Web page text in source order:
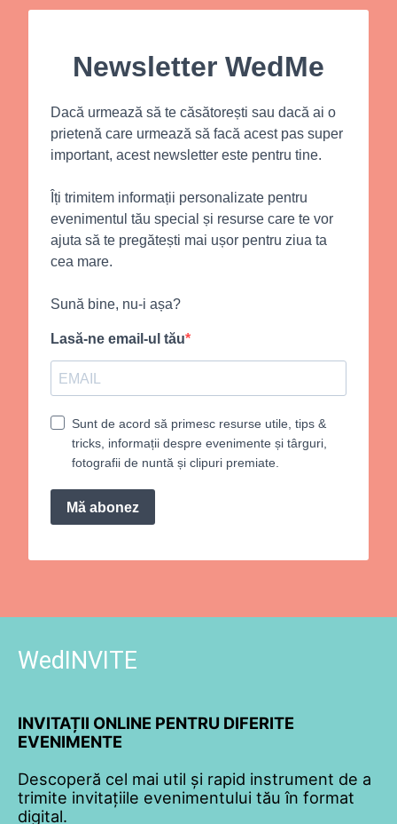
Newsletter WedMe
Dacă urmează să te căsătorești sau dacă ai o
prietenă care urmează să facă acest pas super
important, acest newsletter este pentru tine.
Îți trimitem informații personalizate pentru
evenimentul tău special și resurse care te vor
ajuta să te pregătești mai ușor pentru ziua ta
cea mare.
Sună bine, nu-i așa?
Lasă-ne email-ul tău
Sunt de acord să primesc resurse utile, tips &
tricks, informații despre evenimente și târguri,
fotografii de nuntă și clipuri premiate.
Mă abonez
WedINVITE
INVITAȚII ONLINE PENTRU DIFERITE
EVENIMENTE
Descoperă cel mai util și rapid instrument de a
trimite invitațiile evenimentului tău în format
digital.